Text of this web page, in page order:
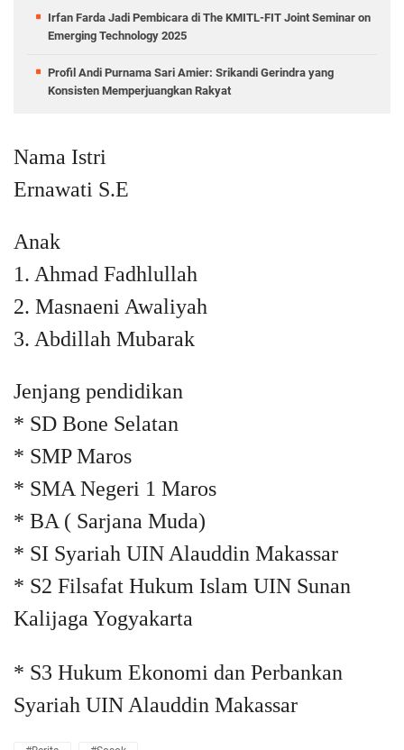
Irfan Farda Jadi Pembicara di The KMITL-FIT Joint Seminar on
Emerging Technology 2025
Profil Andi Purnama Sari Amier: Srikandi Gerindra yang
Konsisten Memperjuangkan Rakyat
Nama Istri
Ernawati S.E
Anak
1. Ahmad Fadhlullah
2. Masnaeni Awaliyah
3. Abdillah Mubarak
Jenjang pendidikan
* SD Bone Selatan
* SMP Maros
* SMA Negeri 1 Maros
* BA ( Sarjana Muda)
* SI Syariah UIN Alauddin Makassar
* S2 Filsafat Hukum Islam UIN Sunan
Kalijaga Yogyakarta
* S3 Hukum Ekonomi dan Perbankan
Syariah UIN Alauddin Makassar